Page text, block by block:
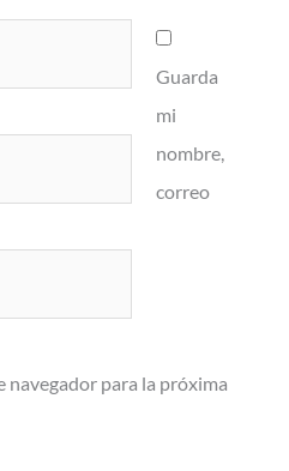
Guarda
mi
nombre,
correo
navegador para la próxima